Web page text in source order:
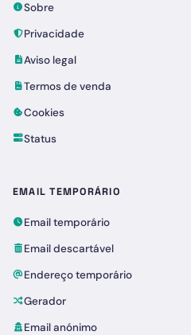
Sobre
Privacidade
Aviso legal
Termos de venda
Cookies
Status
EMAIL TEMPORÁRIO
Email temporário
Email descartável
Endereço temporário
Gerador
Email anónimo